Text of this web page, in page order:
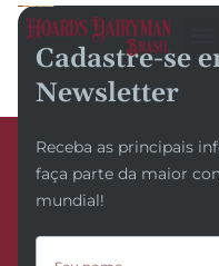
Cadastre-se
Newsletter
Receba as principais
faça parte da maior
mundial!